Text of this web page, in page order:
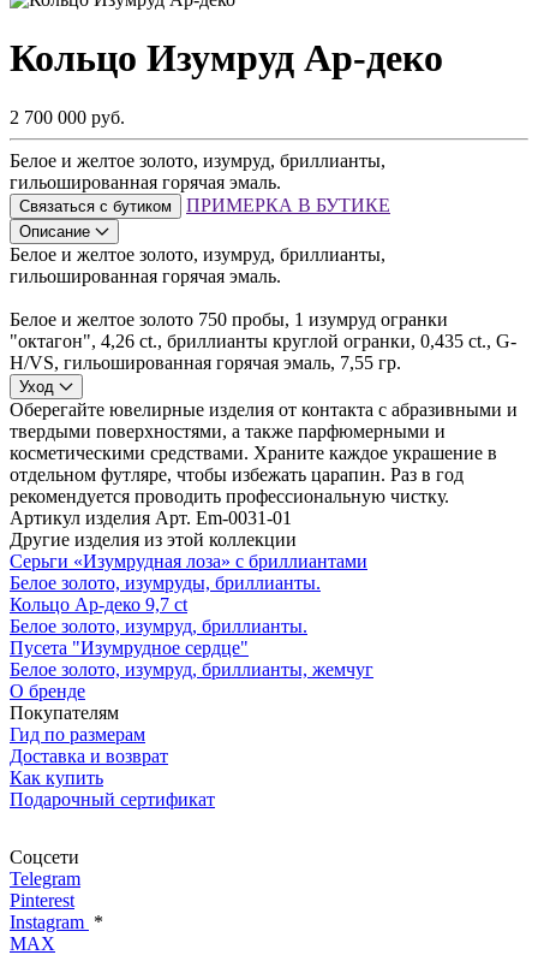
Кольцо Изумруд Ар-деко
2 700 000 руб.
Белое и желтое золото, изумруд, бриллианты,
гильошированная горячая эмаль.
Связаться с бутиком ПРИМЕРКА В БУТИКЕ
Описание
Белое и желтое золото, изумруд, бриллианты,
гильошированная горячая эмаль.
Белое и желтое золото 750 пробы, 1 изумруд огранки
"октагон", 4,26 ct., бриллианты круглой огранки, 0,435 ct., G-
H/VS, гильошированная горячая эмаль, 7,55 гр.
Уход
Оберегайте ювелирные изделия от контакта с абразивными и
твердыми поверхностями, а также парфюмерными и
косметическими средствами. Храните каждое украшение в
отдельном футляре, чтобы избежать царапин. Раз в год
рекомендуется проводить профессиональную чистку.
Артикул изделия Арт. Em-0031-01
Другие изделия из этой коллекции
Серьги «Изумрудная лоза» с бриллиантами
Белое золото, изумруды, бриллианты.
Кольцо Ар-деко 9,7 ct
Белое золото, изумруд, бриллианты.
Пусета "Изумрудное сердце"
Белое золото, изумруд, бриллианты, жемчуг
О бренде
Покупателям
Гид по размерам
Доставка и возврат
Как купить
Подарочный сертификат
Соцсети
Telegram
Pinterest
Instagram *
MAX